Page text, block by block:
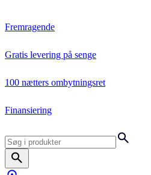
Fremragende
Gratis levering på senge
100 nætters ombytningsret
Finansiering